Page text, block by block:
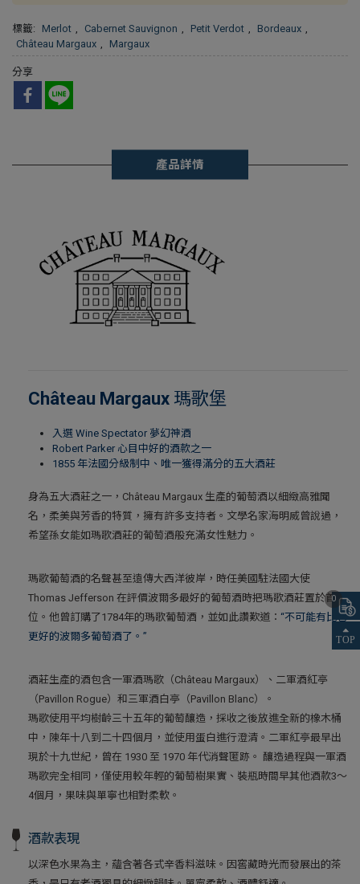
標籤: Merlot , Cabernet Sauvignon , Petit Verdot , Bordeaux ,
Château Margaux , Margaux
分享
產品詳情
Château Margaux 瑪歌堡
入選 Wine Spectator 夢幻神酒
Robert Parker 心目中好的酒款之一
1855 年法國分級制中、唯一獲得滿分的五大酒莊
身為五大酒莊之一，Château Margaux 生產的葡萄酒以細緻高雅聞
名，柔美與芳香的特質，擁有許多支持者。文學名家海明威曾說過，
希望孫女能如瑪歌酒莊的葡萄酒般充滿女性魅力。
瑪歌葡萄酒的名聲甚至遠傳大西洋彼岸，時任美國駐法國大使
Thomas Jefferson 在評價波爾多最好的葡萄酒時把瑪歌酒莊置於首
位。他曾訂購了1784年的瑪歌葡萄酒，並如此讚歎道： “不可能有比它
更好的波爾多葡萄酒了。”
酒莊生產的酒包含一軍酒瑪歌（Château Margaux）、二軍酒紅亭
（Pavillon Rogue）和三軍酒白亭（Pavillon Blanc）。
瑪歌使用平均樹齡三十五年的葡萄釀造，採收之後放進全新的橡木桶
中，陳年十八到二十四個月，並使用蛋白進行澄清。二軍紅亭最早出
現於十九世紀，曾在 1930 至 1970 年代消聲匿跡。 釀造過程與一軍酒
瑪歌完全相同，僅使用較年輕的葡萄樹果實、裝瓶時間早其他酒款3～
4個月，果味與單寧也相對柔軟。
酒款表現
以深色水果為主，蘊含著各式辛香料滋味。因窖藏時光而發展出的茶
0